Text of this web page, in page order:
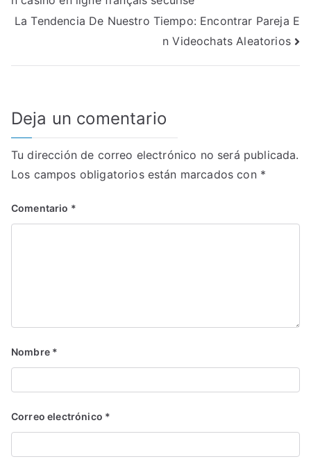
de
La Tendencia De Nuestro Tiempo: Encontrar Pareja E
n Videochats Aleatorios
Deja un comentario
Tu dirección de correo electrónico no será publicada.
Los campos obligatorios están marcados con *
Comentario *
Nombre *
Correo electrónico *